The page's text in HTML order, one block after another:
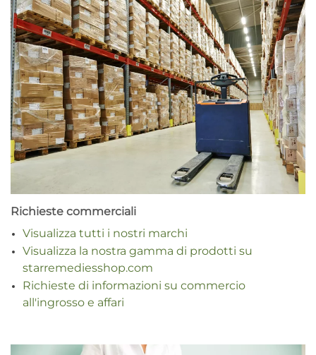
Richieste commerciali
Visualizza tutti i nostri marchi
Visualizza la nostra gamma di prodotti su
starremediesshop.com
Richieste di informazioni su commercio
all'ingrosso e affari